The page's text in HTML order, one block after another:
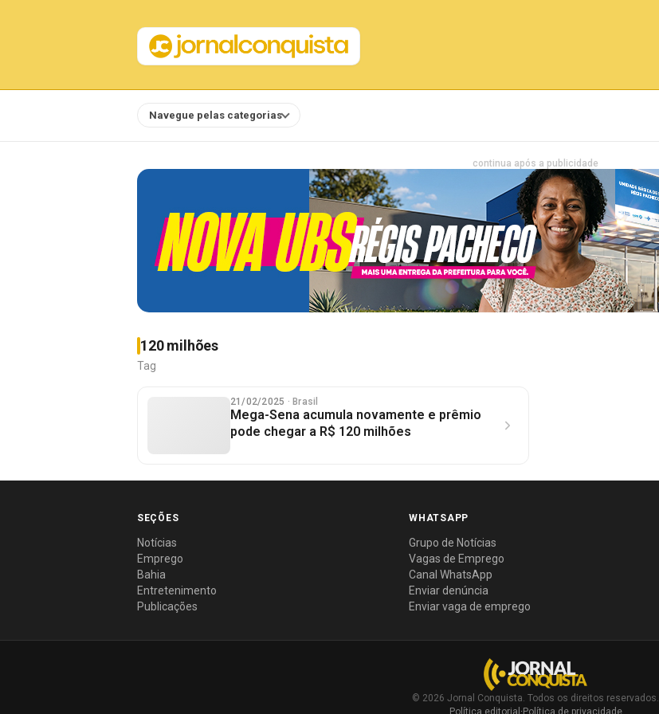
Navegue pelas categorias
continua após a publicidade
120 milhões
Tag
21/02/2025 · Brasil
Mega-Sena acumula novamente e prêmio
pode chegar a R$ 120 milhões
SEÇÕES
Notícias
Emprego
Bahia
Entretenimento
Publicações
WHATSAPP
Grupo de Notícias
Vagas de Emprego
Canal WhatsApp
Enviar denúncia
Enviar vaga de emprego
© 2026 Jornal Conquista. Todos os direitos reservados.
Política editorial · Política de privacidade